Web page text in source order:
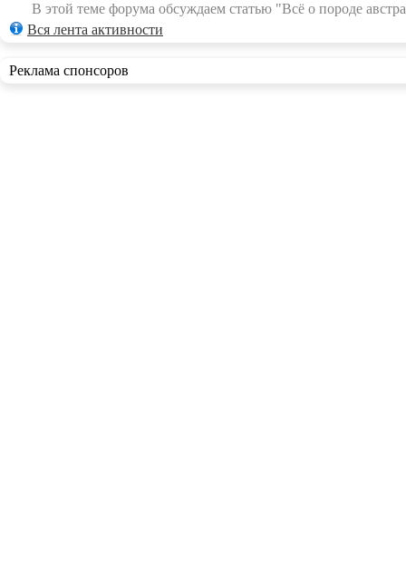
В этой теме форума обсуждаем статью "Всё о породе
Вся лента активности
Реклама спонсоров